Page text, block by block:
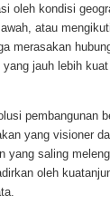
oleh kondisi
atau
merasakan
jauh lebih
pembangunan
yang visioner
yang saling
oleh